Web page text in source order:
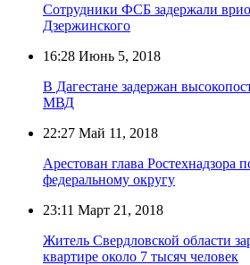
Сотрудники ФСБ задержали
Дзержинского
16:28 Июнь 5, 2018
В Дагестане задержан
МВД
22:27 Май 11, 2018
Арестован глава Ростехнадзора
федеральному округу
23:11 Март 21, 2018
Житель Свердловской области
квартире около 7 тысяч человек